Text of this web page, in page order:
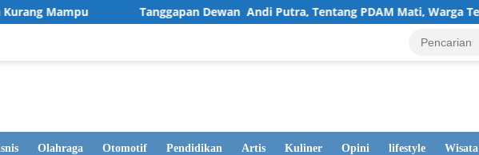
Tanggapan Dewan Andi Putra, Tentang PDAM Mati, Warga Tetap Ditagih Bayar
Olahraga Otomotif Pendidikan Artis Kuliner Opini lifestyle Wisata